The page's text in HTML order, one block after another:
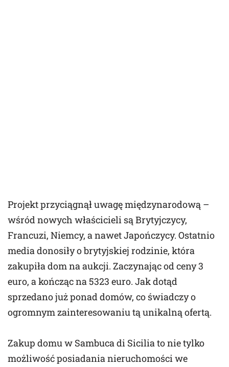
Projekt przyciągnął uwagę międzynarodową –
wśród nowych właścicieli są Brytyjczycy,
Francuzi, Niemcy, a nawet Japończycy. Ostatnio
media donosiły o brytyjskiej rodzinie, która
zakupiła dom na aukcji. Zaczynając od ceny 3
euro, a kończąc na 5323 euro. Jak dotąd
sprzedano już ponad domów, co świadczy o
ogromnym zainteresowaniu tą unikalną ofertą.
Zakup domu w Sambuca di Sicilia to nie tylko
możliwość posiadania nieruchomości we